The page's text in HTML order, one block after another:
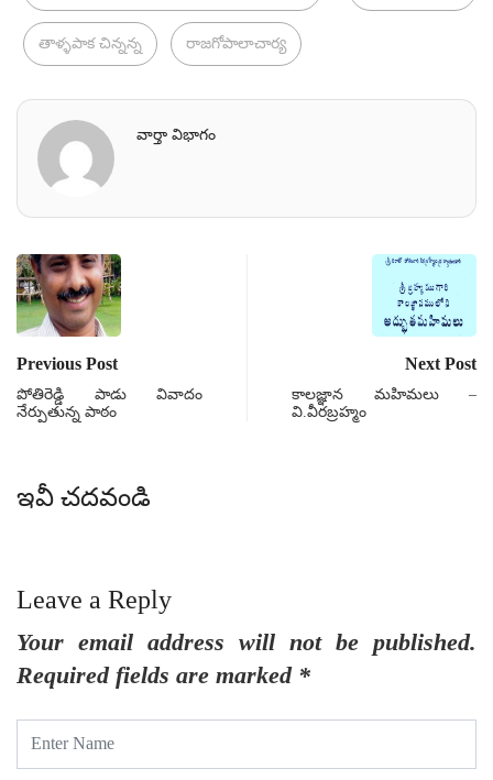
తాళ్ళపాక చిన్నన్న రాజగోపాలాచార్య
వార్తా విభాగం
Previous Post
పోతిరెడ్డి పాడు వివాదం
నేర్పుతున్న పాఠం
Next Post
కాలజ్ఞాన మహిమలు –
వి.వీరబ్రహ్మం
ఇవీ చదవండి
Leave a Reply
Your email address will not be published.
Required fields are marked *